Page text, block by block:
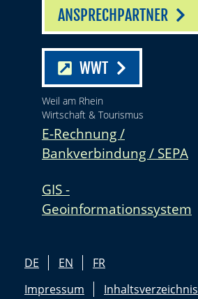
ANSPRECHPARTNER
WWT
Weil am Rhein
Wirtschaft & Tourismus
E-Rechnung /
Bankverbindung / SEPA
GIS -
Geoinformationssystem
DE EN
FR
Impressum
Inhaltsverzeichnis